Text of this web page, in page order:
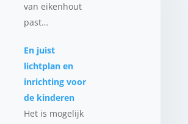
van eikenhout
past…
En juist
lichtplan en
inrichting voor
de kinderen
Het is mogelijk